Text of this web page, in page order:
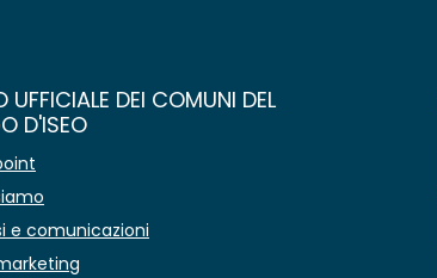
UFFICIALE DEI COMUNI DEL
D'ISEO
e comunicazioni